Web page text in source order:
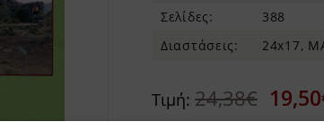
Σελίδες:
388
Διαστάσεις:
24x17,
Τιμή:24,38€